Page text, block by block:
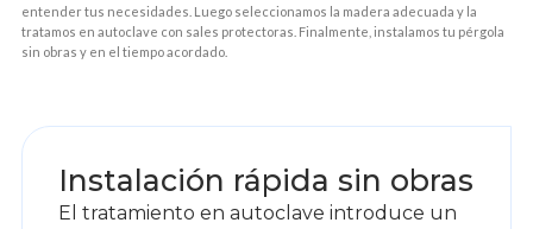
entender tus necesidades. Luego seleccionamos la madera adecuada y la
tratamos en autoclave con sales protectoras. Finalmente, instalamos tu pérgola
sin obras y en el tiempo acordado.
Instalación rápida sin obras
El tratamiento en autoclave introduce un